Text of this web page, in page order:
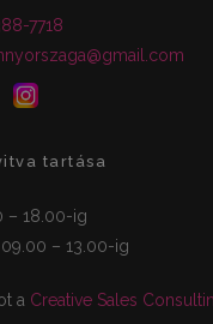
7718
tartása
– 18.00-ig
– 13.00-ig
a Creative Sales